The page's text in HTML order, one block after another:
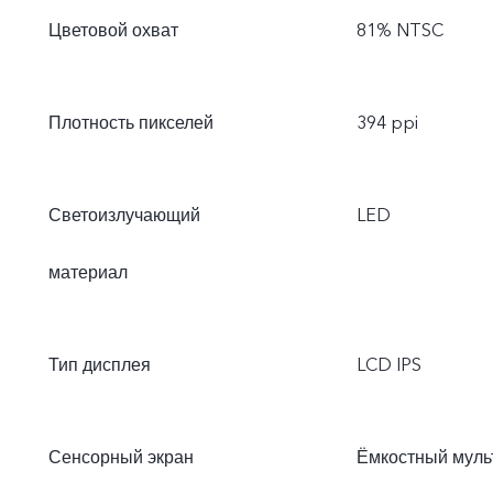
Цветовой охват 81% NTSC
Плотность пикселей 394 ppi
Светоизлучающий
материал
LED
Тип дисплея LCD IPS
Сенсорный экран Ёмкостный